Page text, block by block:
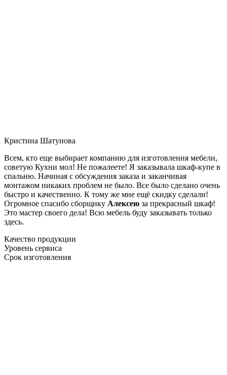
Кристина Шатунова
Всем, кто еще выбирает компанию для изготовления мебели,
советую Кухни мол! Не пожалеете! Я заказывала шкаф-купе в
спальню. Начиная с обсуждения заказа и заканчивая
монтажом никаких проблем не было. Все было сделано очень
быстро и качественно. К тому же мне ещё скидку сделали!
Огромное спасибо сборщику Алексею за прекрасный шкаф!
Это мастер своего дела! Всю мебель буду заказывать только
здесь.
Качество продукции
Уровень сервиса
Срок изготовления